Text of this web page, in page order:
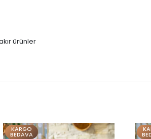
ürünler
KARGO
BEDAVA